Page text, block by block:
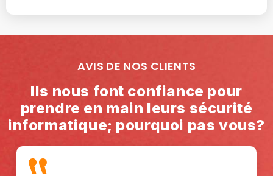
AVIS DE NOS CLIENTS
Ils nous font confiance pour
prendre en main leurs sécurité
informatique; pourquoi pas vous?